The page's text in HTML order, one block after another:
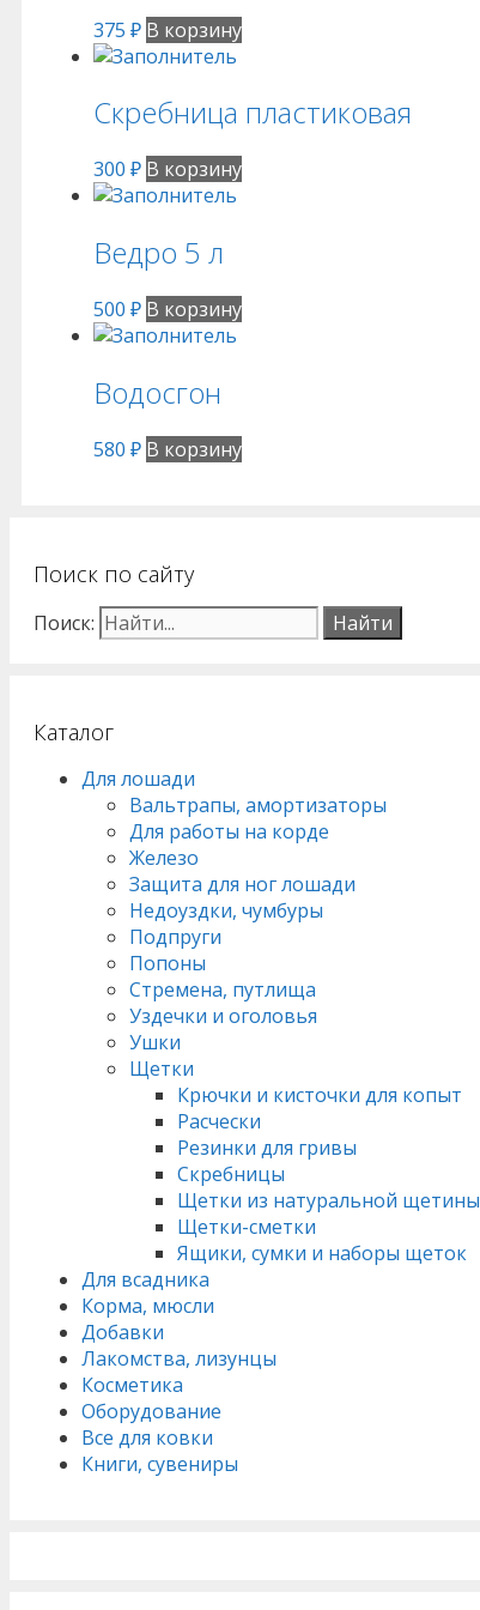
375 ₽ В корзину
Скребница пластиковая
300 ₽ В корзину
Ведро 5 л
500 ₽ В корзину
Водосгон
580 ₽ В корзину
Поиск по сайту
Поиск:
Каталог
Для лошади
Вальтрапы, амортизаторы
Для работы на корде
Железо
Защита для ног лошади
Недоуздки, чумбуры
Подпруги
Попоны
Стремена, путлища
Уздечки и оголовья
Ушки
Щетки
Крючки и кисточки для копыт
Расчески
Резинки для гривы
Скребницы
Щетки из натуральной щетины
Щетки-сметки
Ящики, сумки и наборы щеток
Для всадника
Корма, мюсли
Добавки
Лакомства, лизунцы
Косметика
Оборудование
Все для ковки
Книги, сувениры